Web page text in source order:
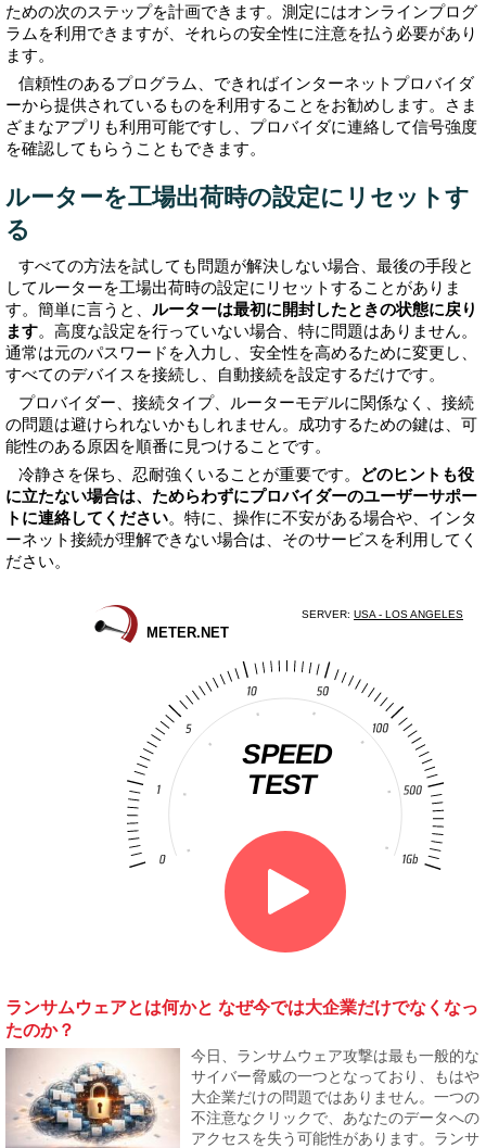
ための次のステップを計画できます。測定にはオンラインプログ
ラムを利用できますが、それらの安全性に注意を払う必要があり
ます。
信頼性のあるプログラム、できればインターネットプロバイダ
ーから提供されているものを利用することをお勧めします。さま
ざまなアプリも利用可能ですし、プロバイダに連絡して信号強度
を確認してもらうこともできます。
ルーターを工場出荷時の設定にリセットす
る
すべての方法を試しても問題が解決しない場合、最後の手段と
してルーターを工場出荷時の設定にリセットすることがありま
す。簡単に言うと、 ルーターは最初に開封したときの状態に戻り
ます。高度な設定を行っていない場合、特に問題はありません。
通常は元のパスワードを入力し、安全性を高めるために変更し、
すべてのデバイスを接続し、自動接続を設定するだけです。
プロバイダー、接続タイプ、ルーターモデルに関係なく、接続
の問題は避けられないかもしれません。成功するための鍵は、可
能性のある原因を順番に見つけることです。
冷静さを保ち、忍耐強くいることが重要です。
どのヒントも役
に立たない場合は、ためらわずにプロバイダーのユーザーサポー
トに連絡してください。特に、操作に不安がある場合や、インタ
ーネット接続が理解できない場合は、そのサービスを利用してく
ださい。
ランサムウェアとは何かと なぜ今では大企業だけでなくなっ
たのか？
今日、ランサムウェア攻撃は最も一般的な
サイバー脅威の一つとなっており、もはや
大企業だけの問題ではありません。一つの
不注意なクリックで、あなたのデータへの
アクセスを失う可能性があります。ランサ